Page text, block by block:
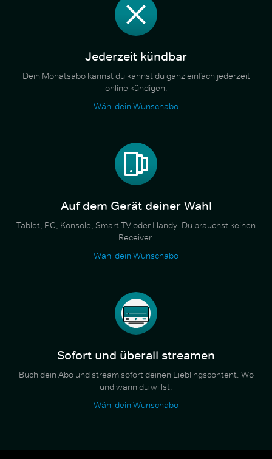
Jederzeit kündbar
Dein Monatsabo kannst du kannst du ganz einfach jederzeit
online kündigen.
Wähl dein Wunschabo
Auf dem Gerät deiner Wahl
Tablet, PC, Konsole, Smart TV oder Handy. Du brauchst keinen
Receiver.
Wähl dein Wunschabo
Sofort und überall streamen
Buch dein Abo und stream sofort deinen Lieblingscontent. Wo
und wann du willst.
Wähl dein Wunschabo